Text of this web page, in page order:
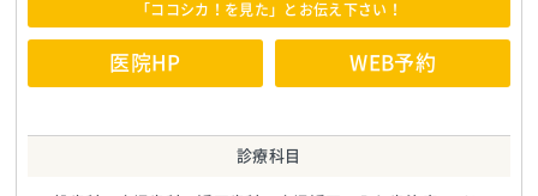
「ココシカ！を見た」とお伝え下さい！
医院HP WEB予約
診療科目